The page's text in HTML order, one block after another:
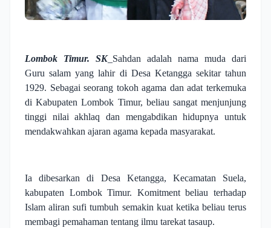
Lombok Timur. SK_Sahdan adalah nama muda dari
Guru salam yang lahir di Desa Ketangga sekitar tahun
1929. Sebagai seorang tokoh agama dan adat terkemuka
di Kabupaten Lombok Timur, beliau sangat menjunjung
tinggi nilai akhlaq dan mengabdikan hidupnya untuk
mendakwahkan ajaran agama kepada masyarakat.
Ia dibesarkan di Desa Ketangga, Kecamatan Suela,
kabupaten Lombok Timur. Komitment beliau terhadap
Islam aliran sufi tumbuh semakin kuat ketika beliau terus
membagi pemahaman tentang ilmu tarekat tasaup.